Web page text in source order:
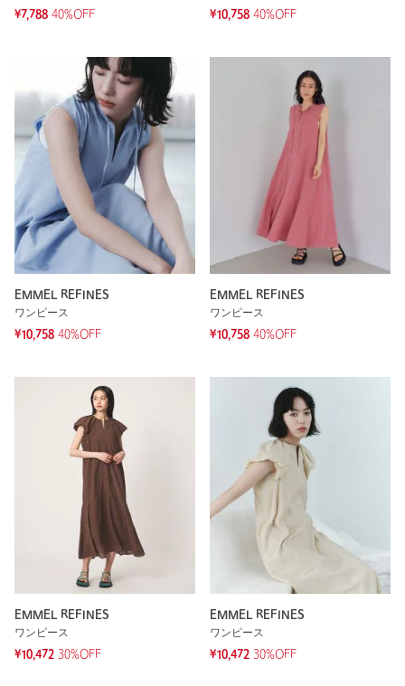
¥7,788 40%OFF
¥10,758 40%OFF
EMMEL REFINES
ワンピース
¥10,758 40%OFF
EMMEL REFINES
ワンピース
¥10,758 40%OFF
EMMEL REFINES
ワンピース
¥10,472 30%OFF
EMMEL REFINES
ワンピース
¥10,472 30%OFF